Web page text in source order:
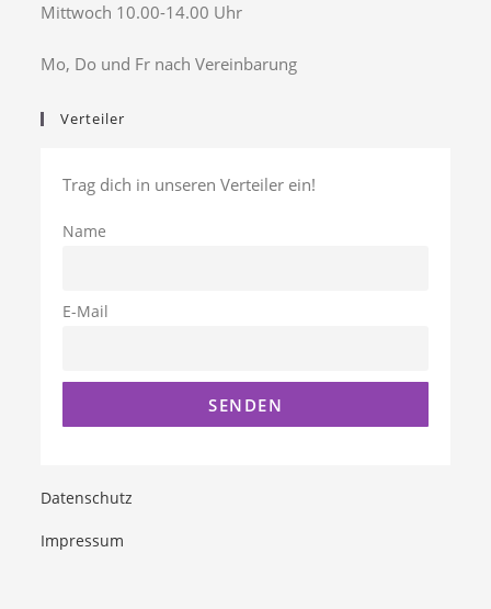
Mittwoch 10.00-14.00 Uhr
Mo, Do und Fr nach Vereinbarung
Verteiler
Trag dich in unseren Verteiler ein!
Name
E-Mail
Datenschutz
Impressum